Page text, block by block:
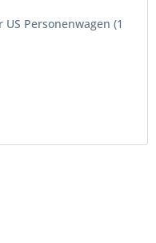
Personenwagen (1